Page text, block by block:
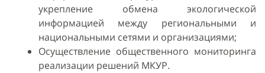
укрепление обмена экологической
информацией между региональными и
национальными сетями и организациями;
Осуществление общественного мониторинга
реализации решений МКУР.